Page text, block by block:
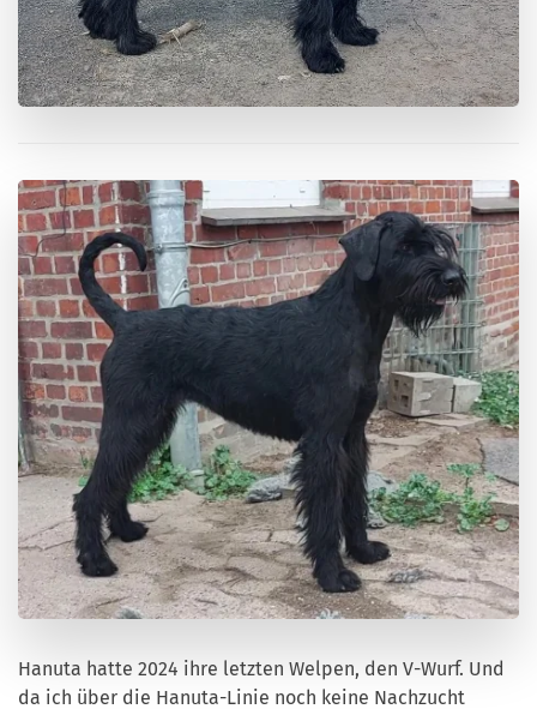
Hanuta hatte 2024 ihre letzten Welpen, den V-Wurf. Und
da ich über die Hanuta-Linie noch keine Nachzucht